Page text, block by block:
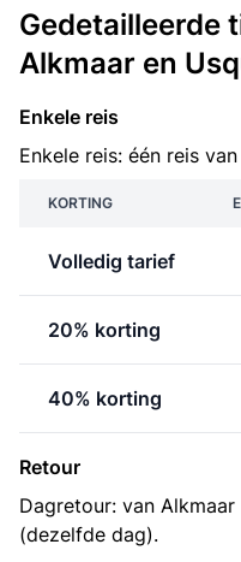
Gedetailleerde
Alkmaar en
Enkele reis
Enkele reis: één reis
KORTING
Volledig tarief
20% korting
40% korting
Retour
Dagretour: van
(dezelfde dag).